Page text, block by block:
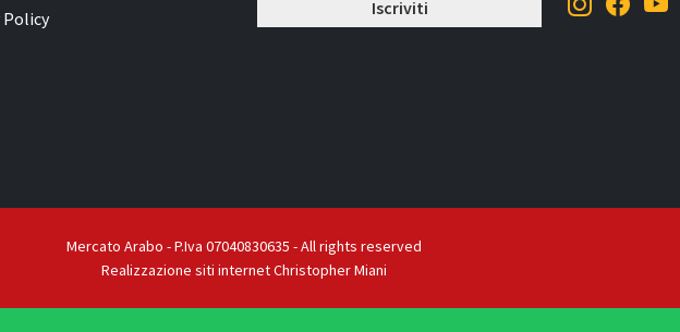
Policy
Mercato Arabo - P.Iva 07040830635 - All rights reserved
Realizzazione siti internet Christopher Miani